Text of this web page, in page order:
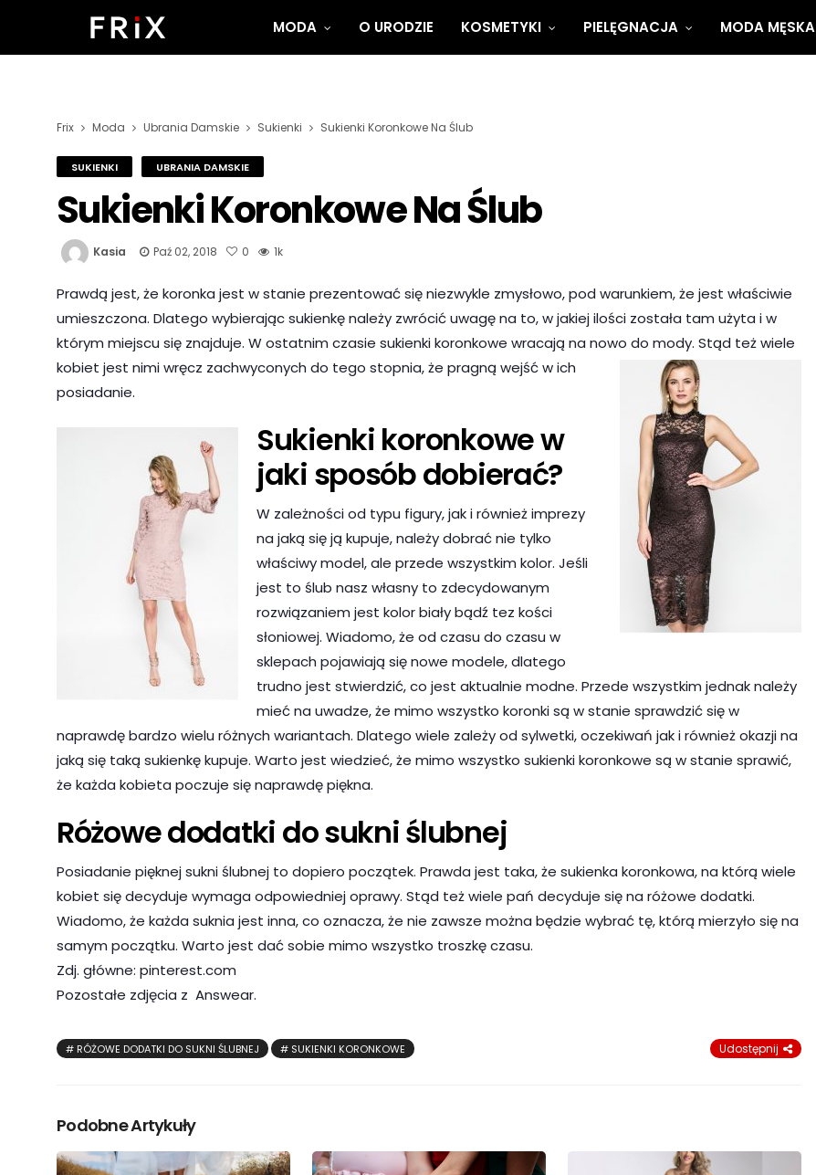
MODA O URODZIE KOSMETYKI PIELĘGNACJA MODA MĘSKA
Frix Moda Ubrania Damskie Sukienki Sukienki Koronkowe Na Ślub
SUKIENKI UBRANIA DAMSKIE
Sukienki Koronkowe Na Ślub
Kasia Paź 02, 2018 0 1k
Prawdą jest, że koronka jest w stanie prezentować się niezwykle zmysłowo, pod warunkiem, że jest właściwie
umieszczona. Dlatego wybierając sukienkę należy zwrócić uwagę na to, w jakiej ilości została tam użyta i w
którym miejscu się znajduje. W ostatnim czasie sukienki koronkowe wracają na nowo do mody. Stąd też wiele
kobiet jest nimi wręcz zachwyconych do tego stopnia, że pragną wejść w ich
posiadanie.
Sukienki koronkowe w
jaki sposób dobierać?
W zależności od typu figury, jak i również imprezy
na jaką się ją kupuje, należy dobrać nie tylko
właściwy model, ale przede wszystkim kolor. Jeśli
jest to ślub nasz własny to zdecydowanym
rozwiązaniem jest kolor biały bądź tez kości
słoniowej. Wiadomo, że od czasu do czasu w
sklepach pojawiają się nowe modele, dlatego
trudno jest stwierdzić, co jest aktualnie modne. Przede wszystkim jednak należy
mieć na uwadze, że mimo wszystko koronki są w stanie sprawdzić się w
naprawdę bardzo wielu różnych wariantach. Dlatego wiele zależy od sylwetki, oczekiwań jak i również okazji na
jaką się taką sukienkę kupuje. Warto jest wiedzieć, że mimo wszystko sukienki koronkowe są w stanie sprawić,
że każda kobieta poczuje się naprawdę piękna.
Różowe dodatki do sukni ślubnej
Posiadanie pięknej sukni ślubnej to dopiero początek. Prawda jest taka, że sukienka koronkowa, na którą wiele
kobiet się decyduje wymaga odpowiedniej oprawy. Stąd też wiele pań decyduje się na różowe dodatki.
Wiadomo, że każda suknia jest inna, co oznacza, że nie zawsze można będzie wybrać tę, którą mierzyło się na
samym początku. Warto jest dać sobie mimo wszystko troszkę czasu.
Zdj. główne: pinterest.com
Pozostałe zdjęcia z Answear.
RÓŻOWE DODATKI DO SUKNI ŚLUBNEJ SUKIENKI KORONKOWE Udostępnij
Podobne Artykuły